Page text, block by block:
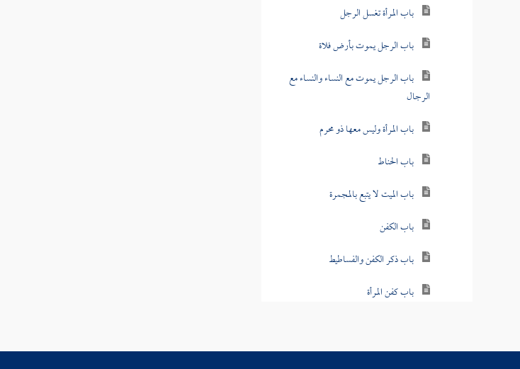
باب المرأة تغسل الرجل
باب الرجل يموت بأرض فلاة
باب الرجل يموت مع النساء والنساء مع
الرجال
باب المرأة وليس معها ذو محرم
باب الحناط
باب الميت لا يتبع بالمجمرة
باب الكفن
باب ذكر الكفن والفساطيط
باب كفن المرأة
باب كفن الصبي